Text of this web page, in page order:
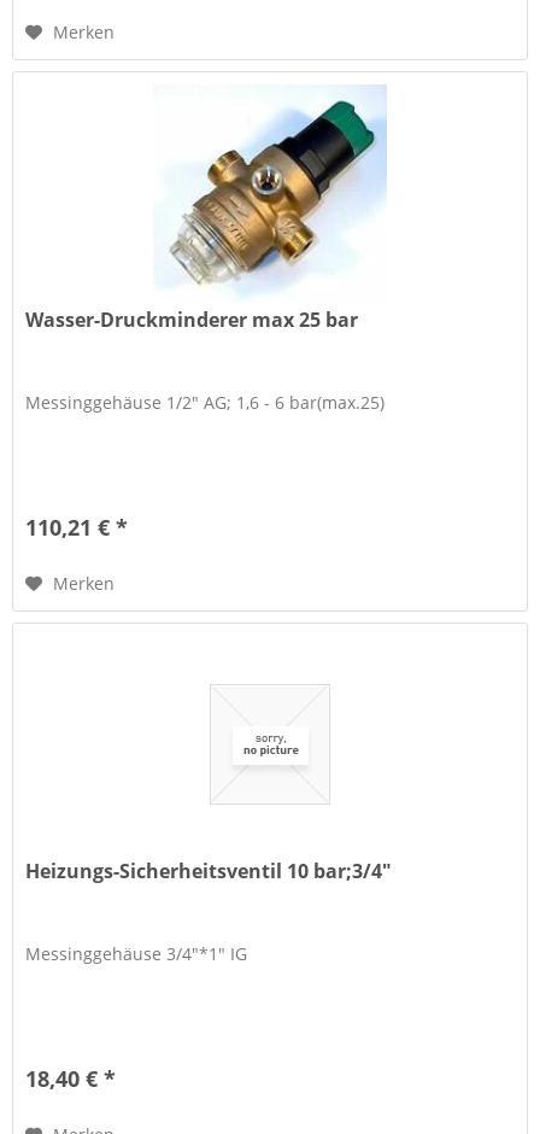
Merken
Wasser-Druckminderer max 25 bar
Messinggehäuse 1/2" AG; 1,6 - 6 bar(max.25)
110,21 € *
Merken
Heizungs-Sicherheitsventil 10 bar;3/4"
Messinggehäuse 3/4"*1" IG
18,40 € *